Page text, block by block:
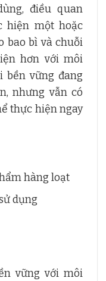
điều quan
hiện một hoặc
bao bì và chuỗi
hơn với môi
bền vững đang
nhưng vẫn có
thực hiện ngay
hàng loạt
dụng
vững với môi